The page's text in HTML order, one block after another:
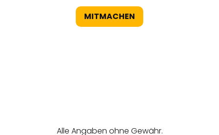
MITMACHEN